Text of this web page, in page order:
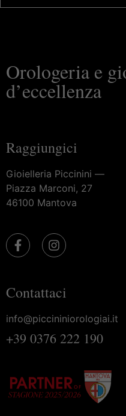
Orologeria e
d’eccellenza
Raggiungici
Gioielleria Piccinini —
Piazza Marconi, 27
46100 Mantova
Contattaci
info@piccininiorologiai.it
+39 0376 222 190